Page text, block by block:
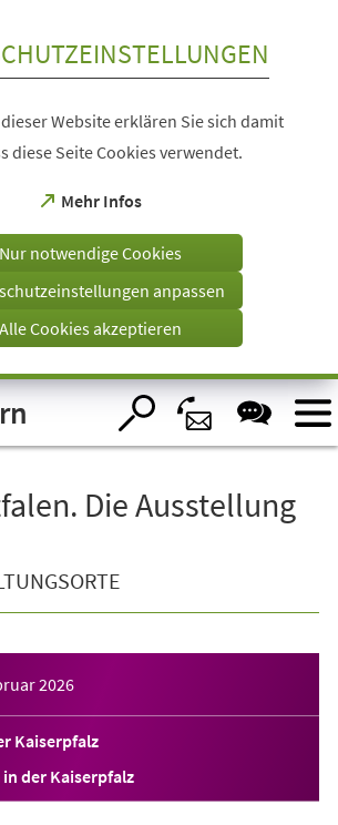
Website erklären Sie sich damit
diese Seite Cookies verwendet.
Mehr Infos
(Öffnet
einem
Tab)
Nur notwendige Cookies
anpassen
Alle Cookies akzeptieren
Die Ausstellung
2026
Kaiserpfalz
in der Kaiserpfalz